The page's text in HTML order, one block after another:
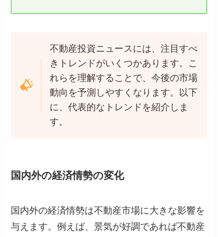
不動産投資ニュースには、注目すべ
きトレンドがいくつかあります。こ
れらを理解することで、今後の市場
動向を予測しやすくなります。以下
に、代表的なトレンドを紹介しま
す。
国内外の経済情勢の変化
国内外の経済情勢は不動産市場に大きな影響を
与えます。例えば、景気が好調であれば不動産